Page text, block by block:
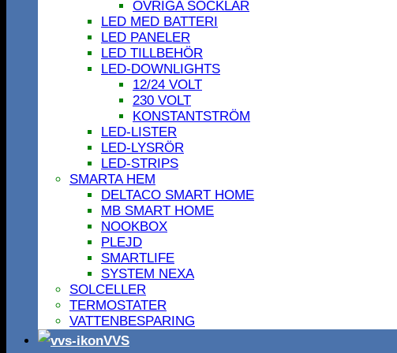
ÖVRIGA SOCKLAR
LED MED BATTERI
LED PANELER
LED TILLBEHÖR
LED-DOWNLIGHTS
12/24 VOLT
230 VOLT
KONSTANTSTRÖM
LED-LISTER
LED-LYSRÖR
LED-STRIPS
SMARTA HEM
DELTACO SMART HOME
MB SMART HOME
NOOKBOX
PLEJD
SMARTLIFE
SYSTEM NEXA
SOLCELLER
TERMOSTATER
VATTENBESPARING
VVS